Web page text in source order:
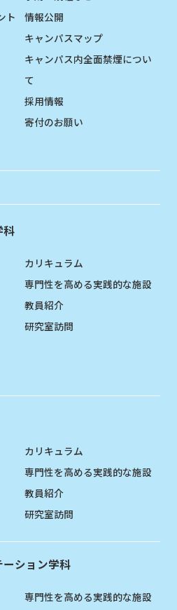
ト
情報公開
キャンパスマップ
キャンパス内全面禁煙につい
て
採用情報
寄付のお願い
科
カリキュラム
専門性を高める実践的な施設
教員紹介
研究室訪問
カリキュラム
専門性を高める実践的な施設
教員紹介
研究室訪問
ション学科
専門性を高める実践的な施設